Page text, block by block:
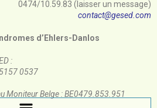
0474/10.59.83 (laisser un message)
contact@gesed.com
d’Ehlers-Danlos
:
0537
Moniteur Belge : BE0479.853.951